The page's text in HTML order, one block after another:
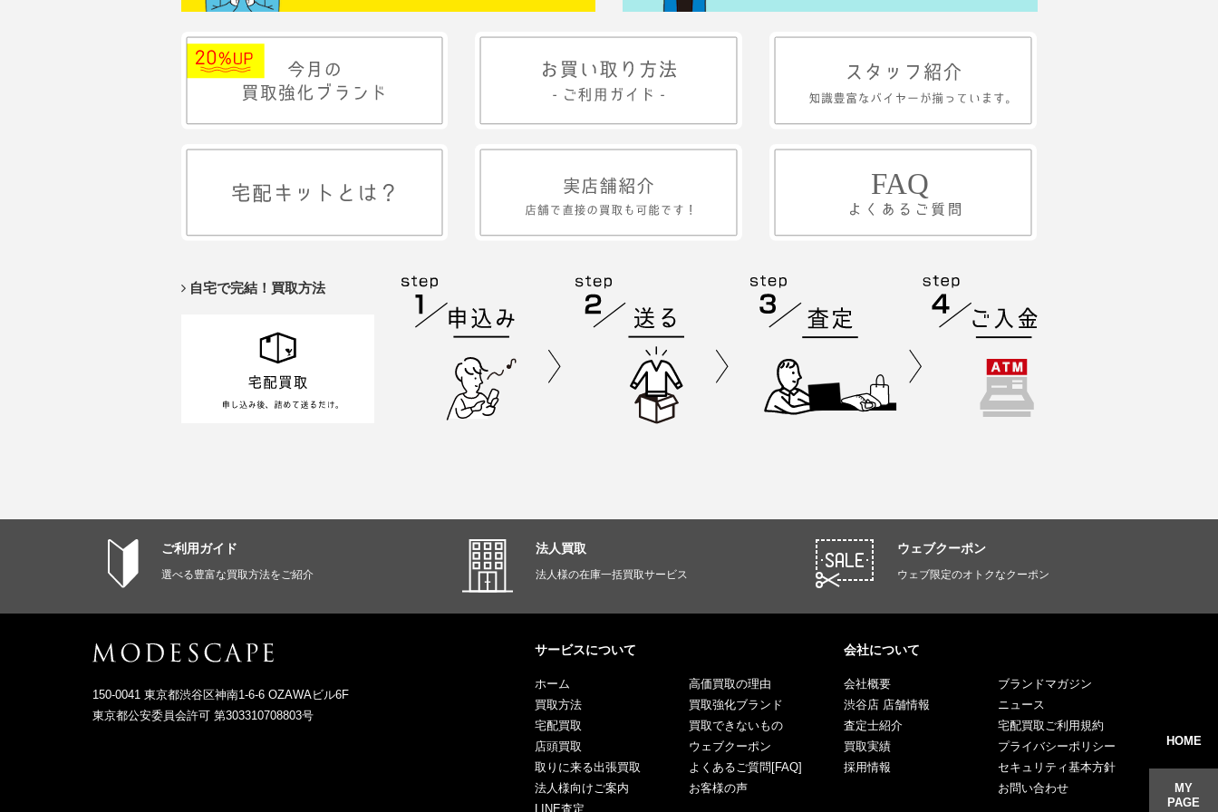
自宅で完結！買取方法
ご利用ガイド
選べる豊富な買取方法をご紹介
法人買取
法人様の在庫一括買取サービス
ウェブクーポン
ウェブ限定のオトクなクーポン
150-0041 東京都渋谷区神南1-6-6 OZAWAビル6F
東京都公安委員会許可 第303310708803号
サービスについて
ホーム
買取方法
宅配買取
店頭買取
取りに来る出張買取
法人様向けご案内
LINE査定
高価買取の理由
買取強化ブランド
買取できないもの
ウェブクーポン
よくあるご質問[FAQ]
お客様の声
会社について
会社概要
渋谷店 店舗情報
査定士紹介
買取実績
採用情報
ブランドマガジン
ニュース
宅配買取ご利用規約
プライバシーポリシー
セキュリティ基本方針
お問い合わせ
HOME
MY
PAGE